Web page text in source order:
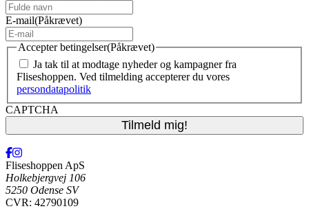
E-mail(Påkrævet)
Accepter betingelser(Påkrævet)
Ja tak til at modtage nyheder og kampagner fra
Fliseshoppen. Ved tilmelding accepterer du vores
persondatapolitik
CAPTCHA
Fliseshoppen ApS
Holkebjergvej 106
5250 Odense SV
CVR: 42790109